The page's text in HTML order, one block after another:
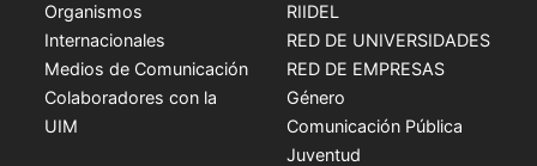
Organismos
Internacionales
Medios de Comunicación
Colaboradores con la
UIM
RIIDEL
RED DE UNIVERSIDADES
RED DE EMPRESAS
Género
Comunicación Pública
Juventud